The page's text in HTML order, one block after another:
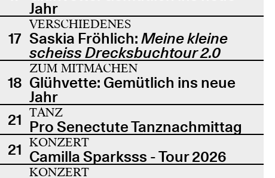
Jahr
17
VERSCHIEDENES
Saskia Fröhlich: Meine kleine
scheiss Drecksbuchtour 2.0
18
ZUM MITMACHEN
Glühvette: Gemütlich ins neue
Jahr
21 TANZ
Pro Senectute Tanznachmittag
21 KONZERT
Camilla Sparksss - Tour 2026
KONZERT